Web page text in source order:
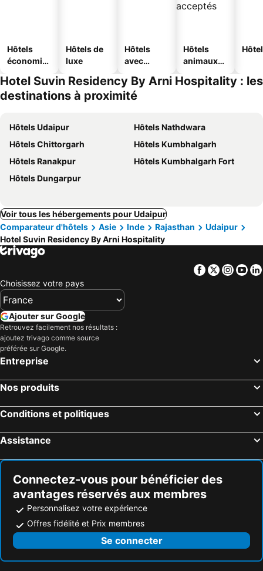
Hôtels
économiq
Hôtels de
luxe
Hôtels
avec
Hôtels
animaux
Hotel Suvin Residency By Arni Hospitality : les
destinations à proximité
Hôtels Udaipur
Hôtels Nathdwara
Hôtels Chittorgarh
Hôtels Kumbhalgarh
Hôtels Ranakpur
Hôtels Kumbhalgarh Fort
Hôtels Dungarpur
Voir tous les hébergements pour Udaipur
Comparateur d'hôtels
Asie Inde Rajasthan
Udaipur
Hotel Suvin Residency By Arni Hospitality
Facebook
Twitter
Choisissez votre pays
Ajouter sur Google
Retrouvez facilement nos résultats :
ajoutez trivago comme source
préférée sur Google.
Entreprise
Nos produits
Conditions et politiques
Assistance
Connectez-vous pour bénéficier des
avantages réservés aux membres
Personnalisez votre expérience
Offres fidélité et Prix membres
Se connecter